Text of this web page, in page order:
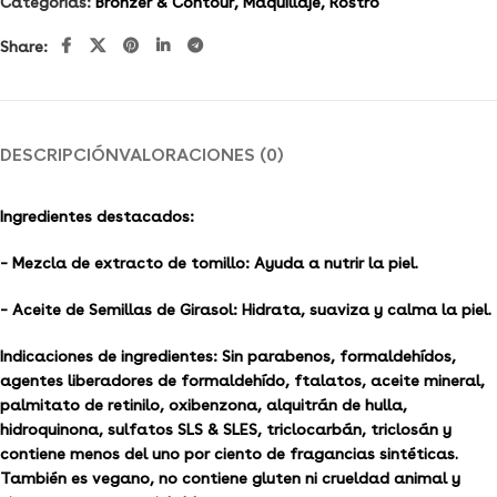
Share:
DESCRIPCIÓNVALORACIONES (0)
Ingredientes destacados:
– Mezcla de extracto de tomillo: Ayuda a nutrir la piel.
– Aceite de Semillas de Girasol: Hidrata, suaviza y calma la piel.
Indicaciones de ingredientes: Sin parabenos, formaldehídos,
agentes liberadores de formaldehído, ftalatos, aceite mineral,
palmitato de retinilo, oxibenzona, alquitrán de hulla,
hidroquinona, sulfatos SLS & SLES, triclocarbán, triclosán y
contiene menos del uno por ciento de fragancias sintéticas.
También es vegano, no contiene gluten ni crueldad animal y